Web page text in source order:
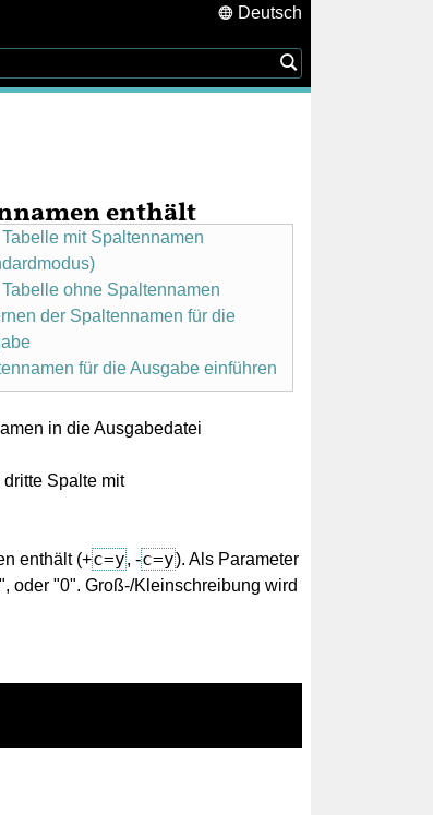
Deutsch
enthält
mit Spaltennamen
ohne Spaltennamen
der Spaltennamen für die
für die Ausgabe einführen
in die Ausgabedatei
Spalte mit
enthält (+c=y, -c=y). Als Parameter
oder "0". Groß-/Kleinschreibung wird